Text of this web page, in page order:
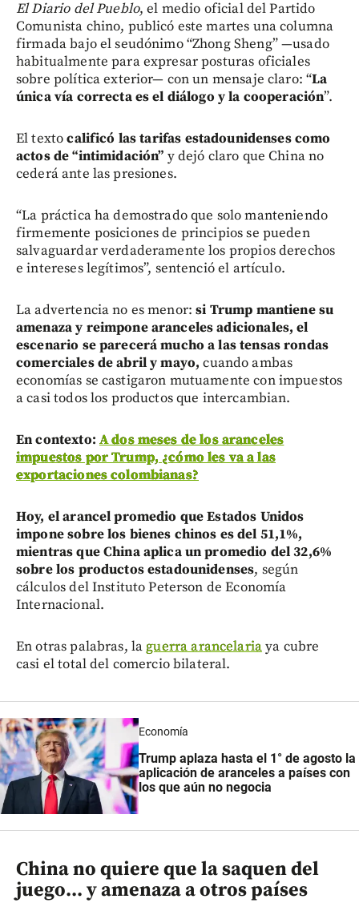
El Diario del Pueblo, el medio oficial del Partido
Comunista chino, publicó este martes una columna
firmada bajo el seudónimo “Zhong Sheng” —usado
habitualmente para expresar posturas oficiales
sobre política exterior— con un mensaje claro: “La
única vía correcta es el diálogo y la cooperación”.
El textocalificó las tarifas estadounidenses como
actos de “intimidación” y dejó claro que China no
cederá ante las presiones.
“La práctica ha demostrado que solo manteniendo
firmemente posiciones de principios se pueden
salvaguardar verdaderamente los propios derechos
e intereses legítimos”, sentenció el artículo.
La advertencia no es menor:si Trump mantiene su
amenaza y reimpone aranceles adicionales, el
escenario se parecerá mucho a las tensas rondas
comerciales de abril y mayo, cuando ambas
economías se castigaron mutuamente con impuestos
a casi todos los productos que intercambian.
En contexto: A dos meses de los aranceles
impuestos por Trump, ¿cómo les va a las
exportaciones colombianas?
Hoy, el arancel promedio que Estados Unidos
impone sobre los bienes chinos es del 51,1%,
mientras que China aplica un promedio del 32,6%
sobre los productos estadounidenses, según
cálculos del Instituto Peterson de Economía
Internacional.
En otras palabras, la guerra arancelariaya cubre
casi el total del comercio bilateral.
Economía
Trump aplaza hasta el 1° de agosto la
aplicación de aranceles a países con
los que aún no negocia
China no quiere que la saquen del
juego... y amenaza a otros países